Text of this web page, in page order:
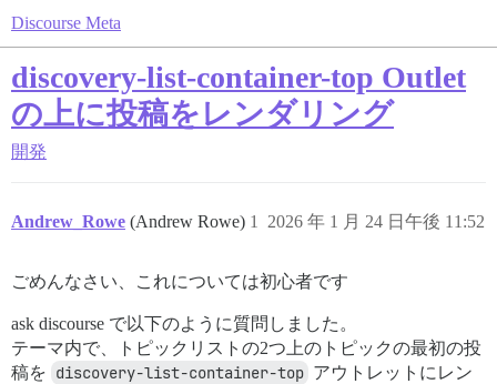
Discourse Meta
discovery-list-container-top Outlet
の上に投稿をレンダリング
開発
Andrew_Rowe (Andrew Rowe) 2026 年 1 月 24 日午後 11:52
1
ごめんなさい、これについては初心者です
ask discourse で以下のように質問しました。
テーマ内で、トピックリストの2つ上のトピックの最初の投
稿を discovery-list-container-top アウトレットにレン